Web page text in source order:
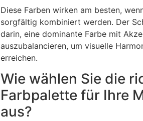
Diese Farben wirken am besten,
sorgfältig kombiniert werden. Der
darin, eine dominante Farbe mit
auszubalancieren, um visuelle
erreichen.
Wie wählen Sie die
Farbpalette für Ihre
aus?